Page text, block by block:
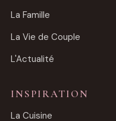
La Famille
La Vie de Couple
L'Actualité
INSPIRATION
La Cuisine